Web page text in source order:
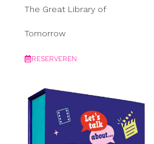
The Great Library of
Tomorrow
RESERVEREN